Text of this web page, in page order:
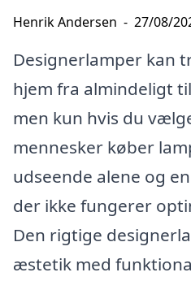
Henrik Andersen - 27/08/
Designerlamper kan
hjem fra almindeligt
men kun hvis du
mennesker køber
udseende alene og
der ikke fungerer
Den rigtige
æstetik med